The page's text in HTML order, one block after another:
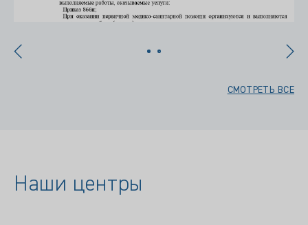
СМОТРЕТЬ ВСЕ
Наши центры